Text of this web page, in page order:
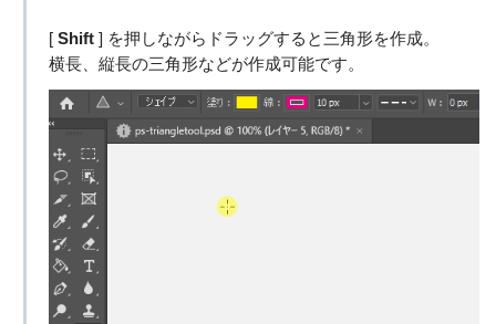
[ Shift] を押しながらドラッグすると三角形を作成。
横長、縦長の三角形などが作成可能です。